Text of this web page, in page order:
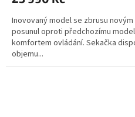
z
5
hvězdiček.
Inovovaný model se zbrusu
posunul oproti předchozímu
komfortem ovládání. Sekačka
objemu...